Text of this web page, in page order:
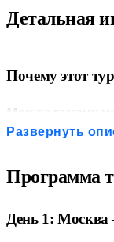
Фото-стопы на
и
Детальная
Почему этот
Москва глазами
открыточные виды,
секретные
Кремль без суеты
удобное время, с
Никаких очередей
Развернуть
Программа
День 1: Москва